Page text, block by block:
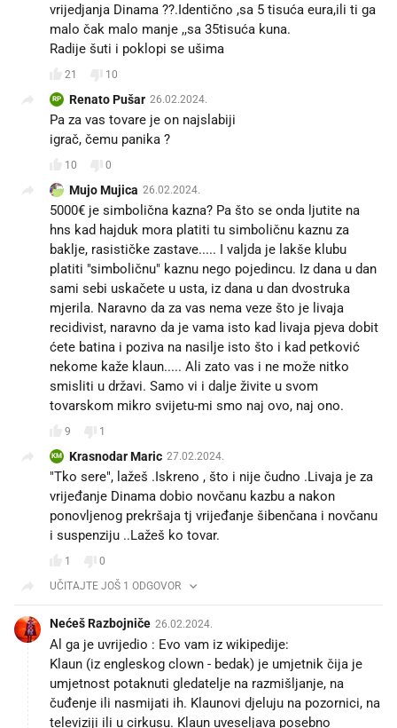
vrijedjanja Dinama ??.Identično ,sa 5 tisuća eura,ili ti ga
malo čak malo manje ,,sa 35tisuća kuna.
Radije šuti i poklopi se ušima
21 10
RP Renato Pušar 26.02.2024.
Pa za vas tovare je on najslabiji
igrač, čemu panika ?
10 0
Mujo Mujica 26.02.2024.
5000€ je simbolična kazna? Pa što se onda ljutite na
hns kad hajduk mora platiti tu simboličnu kaznu za
baklje, rasističke zastave..... I valjda je lakše klubu
platiti "simboličnu" kaznu nego pojedincu. Iz dana u dan
sami sebi uskačete u usta, iz dana u dan dvostruka
mjerila. Naravno da za vas nema veze što je livaja
recidivist, naravno da je vama isto kad livaja pjeva dobit
ćete batina i poziva na nasilje isto što i kad petković
nekome kaže klaun..... Ali zato vas i ne može nitko
smisliti u državi. Samo vi i dalje živite u svom
tovarskom mikro svijetu-mi smo naj ovo, naj ono.
9 1
KM Krasnodar Maric 27.02.2024.
"Tko sere", lažeš .Iskreno , što i nije čudno .Livaja je za
vrijeđanje Dinama dobio novčanu kazbu a nakon
ponovljenog prekršaja tj vrijeđanje šibenčana i novčanu
i suspenziju ..Lažeš ko tovar.
1
0
UČITAJTE JOŠ 1 ODGOVOR
Nećeš Razbojniče 26.02.2024.
Al ga je uvrijedio : Evo vam iz wikipedije:
Klaun (iz engleskog clown - bedak) je umjetnik čija je
umjetnost potaknuti gledatelje na razmišljanje, na
čuđenje ili nasmijati ih. Klaunovi djeluju na pozornici, na
televiziji ili u cirkusu. Klaun uveseljava posebno